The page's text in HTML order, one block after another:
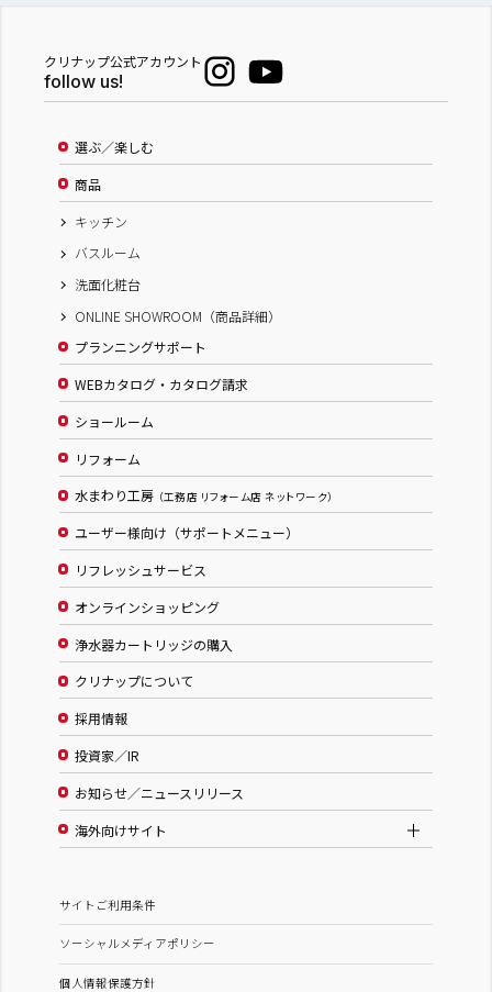
クリナップ公式アカウント
follow us!
選ぶ／楽しむ
商品
キッチン
バスルーム
洗面化粧台
ONLINE SHOWROOM（商品詳細）
プランニングサポート
WEBカタログ・カタログ請求
ショールーム
リフォーム
水まわり工房 （工務店 リフォーム店 ネットワーク）
ユーザー様向け（サポートメニュー）
リフレッシュサービス
オンラインショッピング
浄水器カートリッジの購入
クリナップについて
採用情報
投資家／IR
お知らせ／ニュースリリース
海外向けサイト
サイトご利用条件
ソーシャルメディアポリシー
個人情報保護方針